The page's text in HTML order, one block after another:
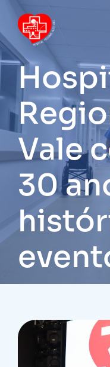
content
Vale
30